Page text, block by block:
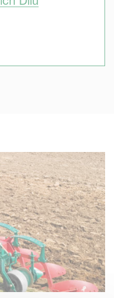
odpovídají
vždy nejlepší